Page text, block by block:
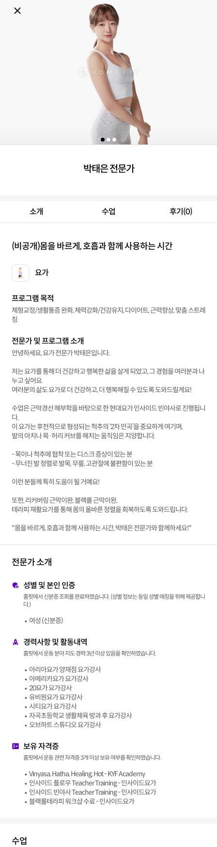
소개 수업 후기(0)
(비공개)몸을 바르게, 호흡과 함께 사용하는 시간
요가
프로그램 목적
체형교정/생활통증 완화, 체력강화/건강유지, 다이어트, 근력향상, 맞춤 스트레
칭
전문가 및 프로그램 소개
안녕하세요, 요가 전문가 박태은입니다.
저는 요가를 통해 더 건강하고 행복한 삶을 살게 되었고, 그 경험을 여러분과 나
누고 싶어요.
여러분의 삶도 요가로 더 건강하고, 더 행복해질 수 있도록 도와드릴게요!
수업은 근막경선 해부학을 바탕으로 한 현대요가 인사이드 빈야사로 진행됩니
다.
이 요가는 후천적으로 형성되는 척추의 ‘2차 만곡’을 중요하게 여기며,
발의 아치나 목·허리 커브를 해치는 움직임은 지양합니다.
- 목이나 척추에 협착 또는 디스크 증상이 있는 분
- 무너진 발 정렬로 발목, 무릎, 고관절에 불편함이 있는 분
이런 분들께 특히 도움이 될 거예요!
또한, 리커버링 근막이완, 블랙롤 근막이완,
테라피 재활요가를 통해 몸의 올바른 정렬을 회복하도록 도와드립니다.
"몸을 바르게, 호흡과 함께 사용하는 시간, 박태은 전문가와 함께하세요!"
전문가 소개
성별 및 본인 인증
홈핏에서 신분증 조회를 완료하였습니다. (성별 정보는 동일 성별 매칭을 위해 제공합니
다.)
여성 (신분증)
경력사항 및 활동내역
홈핏에서 운동 분야 지도 경력 3년 이상 있음을 확인하였습니다.
아리아요가 양재점 요가강사
아메리카요가 요가강사
20요가 요가강사
유비원요가 요가강사
시티요가 요가강사
자곡초등학교 생활체육 방과 후 요가강사
오브하트 스튜디오 요가강사
보유 자격증
홈핏에서 운동 관련 자격증 3개 이상 보유 여부를 확인하였습니다.
Vinyasa, Hatha, Healing, Hot - KYF Academy
인사이드 플로우 Teacher Training - 인사이드요가
인사이드 빈야사 Teacher Training - 인사이드요가
블랙롤테라피 워크샵 수료 - 인사이드요가
수업
박태은 전문가